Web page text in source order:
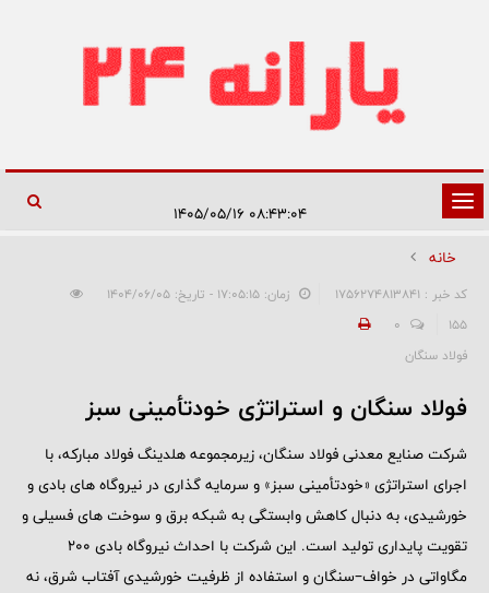
تغییر
ناوبری
۰۸:۴۳:۰۴ ۱۴۰۵/۰۵/۱۶
خانه
کد خبر : 1756274813841
زمان: ۱۷:۰۵:۱۵ - تاریخ: ۱۴۰۴/۰۶/۰۵
155
0
فولاد سنگان
فولاد سنگان و استراتژی خودتأمینی سبز
شرکت صنایع معدنی فولاد سنگان، زیرمجموعه هلدینگ فولاد مبارکه، با
اجرای استراتژی «خودتأمینی سبز» و سرمایه ‌گذاری در نیروگاه‌ های بادی و
خورشیدی، به دنبال کاهش وابستگی به شبکه برق و سوخت ‌های فسیلی و
تقویت پایداری تولید است. این شرکت با احداث نیروگاه بادی ۲۰۰
مگاواتی در خواف–سنگان و استفاده از ظرفیت خورشیدی آفتاب شرق، نه